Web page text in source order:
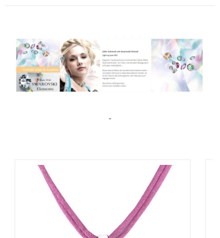
-
Produktgalerie überspringen